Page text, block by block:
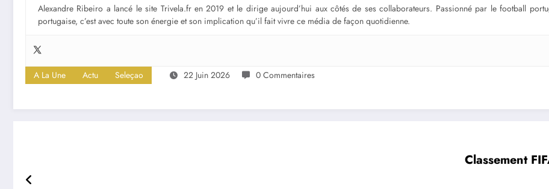
Alexandre Ribeiro a lancé le site Trivela.fr en 2019 et le dirige aujourd’hui aux côtés de ses collaborateurs. Passionné par le football
portugaise, c’est avec toute son énergie et son implication qu’il fait vivre ce média de façon quotidienne.
A La Une Actu Seleçao 22 Juin 2026 0 Commentaires
Classement